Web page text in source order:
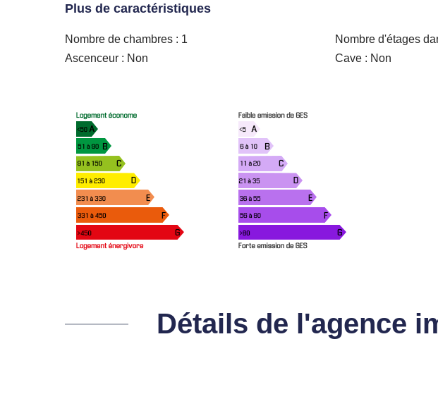
Plus de caractéristiques
Nombre de chambres : 1 Nombre d'étages
Ascenceur : Non
Cave : Non
Détails de l'agence